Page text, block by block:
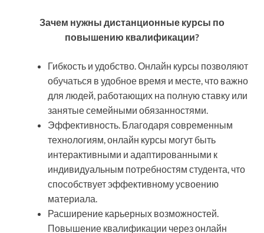
Зачем нужны дистанционные курсы по
повышению квалификации?
Гибкость и удобство. Онлайн курсы позволяют
обучаться в удобное время и месте, что важно
для людей, работающих на полную ставку или
занятые семейными обязанностями.
Эффективность. Благодаря современным
технологиям, онлайн курсы могут быть
интерактивными и адаптированными к
индивидуальным потребностям студента, что
способствует эффективному усвоению
материала.
Расширение карьерных возможностей.
Повышение квалификации через онлайн